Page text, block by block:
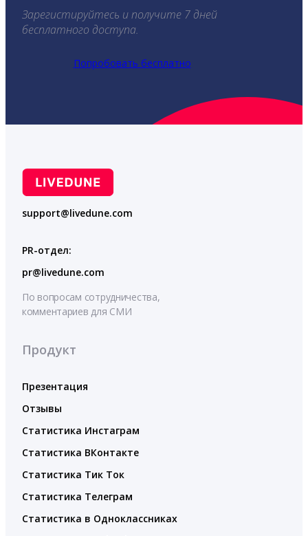
Зарегистируйтесь и получите 7 дней
бесплатного доступа.
Попробовать бесплатно
support@livedune.com
PR-отдел:
pr@livedune.com
По вопросам сотрудничества,
комментариев для СМИ
Продукт
Презентация
Отзывы
Статистика Инстаграм
Статистика ВКонтакте
Статистика Тик Ток
Статистика Телеграм
Статистика в Одноклассниках